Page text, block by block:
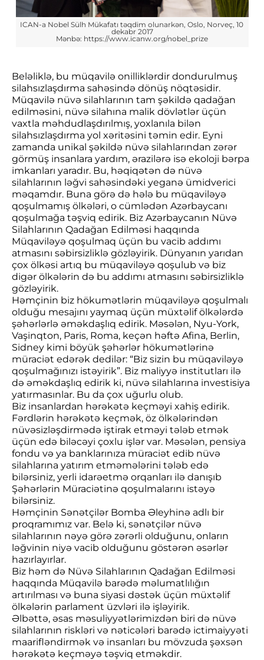
ICAN-a Nobel Sülh Mükafatı təqdim olunarkən, Oslo, Norveç, 10
dekabr 2017
Mənbə: https://www.icanw.org/nobel_prize
Beləliklə, bu müqavilə onilliklərdir dondurulmuş
silahsızlaşdırma sahəsində dönüş nöqtəsidir.
Müqavilə nüvə silahlarının tam şəkildə qadağan
edilməsini, nüvə silahına malik dövlətlər üçün
vaxtla məhdudlaşdırılmış, yoxlanıla bilən
silahsızlaşdırma yol xəritəsini təmin edir. Eyni
zamanda unikal şəkildə nüvə silahlarından zərər
görmüş insanlara yardım, ərazilərə isə ekoloji bərpa
imkanları yaradır. Bu, həqiqətən də nüvə
silahlarının ləğvi sahəsindəki yeganə ümidverici
məqamdır. Buna görə də hələ bu müqaviləyə
qoşulmamış ölkələri, o cümlədən Azərbaycanı
qoşulmağa təşviq edirik. Biz Azərbaycanın Nüvə
Silahlarının Qadağan Edilməsi haqqında
Müqaviləyə qoşulmaq üçün bu vacib addımı
atmasını səbirsizliklə gözləyirik. Dünyanın yarıdan
çox ölkəsi artıq bu müqaviləyə qoşulub və biz
digər ölkələrin də bu addımı atmasını səbirsizliklə
gözləyirik.
Həmçinin biz hökumətlərin müqaviləyə qoşulmalı
olduğu mesajını yaymaq üçün müxtəlif ölkələrdə
şəhərlərlə əməkdaşlıq edirik. Məsələn, Nyu-York,
Vaşinqton, Paris, Roma, keçən həftə Afina, Berlin,
Sidney kimi böyük şəhərlər hökumətlərinə
müraciət edərək dedilər: “Biz sizin bu müqaviləyə
qoşulmağınızı istəyirik”. Biz maliyyə institutları ilə
də əməkdaşlıq edirik ki, nüvə silahlarına investisiya
yatırmasınlar. Bu da çox uğurlu olub.
Biz insanlardan hərəkətə keçməyi xahiş edirik.
Fərdlərin hərəkətə keçmək, öz ölkələrindən
nüvəsizləşdirmədə iştirak etməyi tələb etmək
üçün edə biləcəyi çoxlu işlər var. Məsələn, pensiya
fondu və ya banklarınıza müraciət edib nüvə
silahlarına yatırım etməmələrini tələb edə
bilərsiniz, yerli idarəetmə orqanları ilə danışıb
Şəhərlərin Müraciətinə qoşulmalarını istəyə
bilərsiniz.
Həmçinin Sənətçilər Bomba Əleyhinə adlı bir
proqramımız var. Belə ki, sənətçilər nüvə
silahlarının nəyə görə zərərli olduğunu, onların
ləğvinin niyə vacib olduğunu göstərən əsərlər
hazırlayırlar.
Biz həm də Nüvə Silahlarının Qadağan Edilməsi
haqqında Müqavilə barədə məlumatlılığın
artırılması və buna siyasi dəstək üçün müxtəlif
ölkələrin parlament üzvləri ilə işləyirik.
Əlbəttə, əsas məsuliyyətlərimizdən biri də nüvə
silahlarının riskləri və nəticələri barədə ictimaiyyəti
maarifləndirmək və insanları bu mövzuda şəxsən
hərəkətə keçməyə təşviq etməkdir.